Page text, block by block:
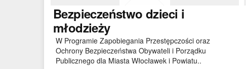
Bezpieczeństwo dzieci i
młodzieży
W Programie Zapobiegania Przestępczości oraz
Ochrony Bezpieczeństwa Obywateli i Porządku
Publicznego dla Miasta Włocławek i Powiatu..